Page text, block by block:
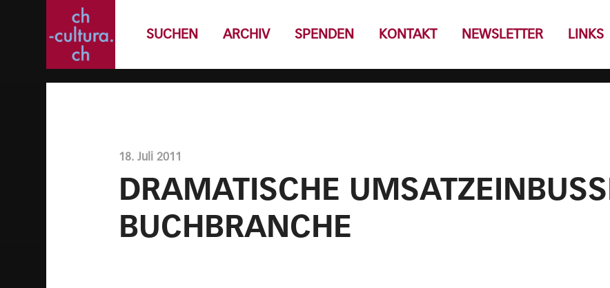
SUCHEN ARCHIV SPENDEN KONTAKT NEWSLETTER LINKS
18. Juli 2011
DRAMATISCHE
BUCHBRANCHE